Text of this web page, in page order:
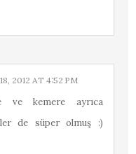
2012 AT 4:52 PM
ve kemere ayrıca
de süper olmuş :)